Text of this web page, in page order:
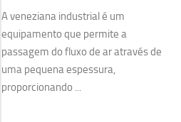
A veneziana industrial é um
equipamento que permite a
passagem do fluxo de ar através de
uma pequena espessura,
proporcionando ...